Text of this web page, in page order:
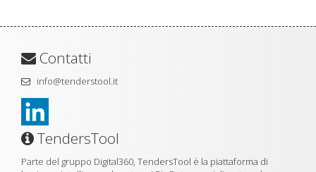
Contatti
info@tenderstool.it
TendersTool
Parte del gruppo Digital360, TendersTool è la piattaforma di